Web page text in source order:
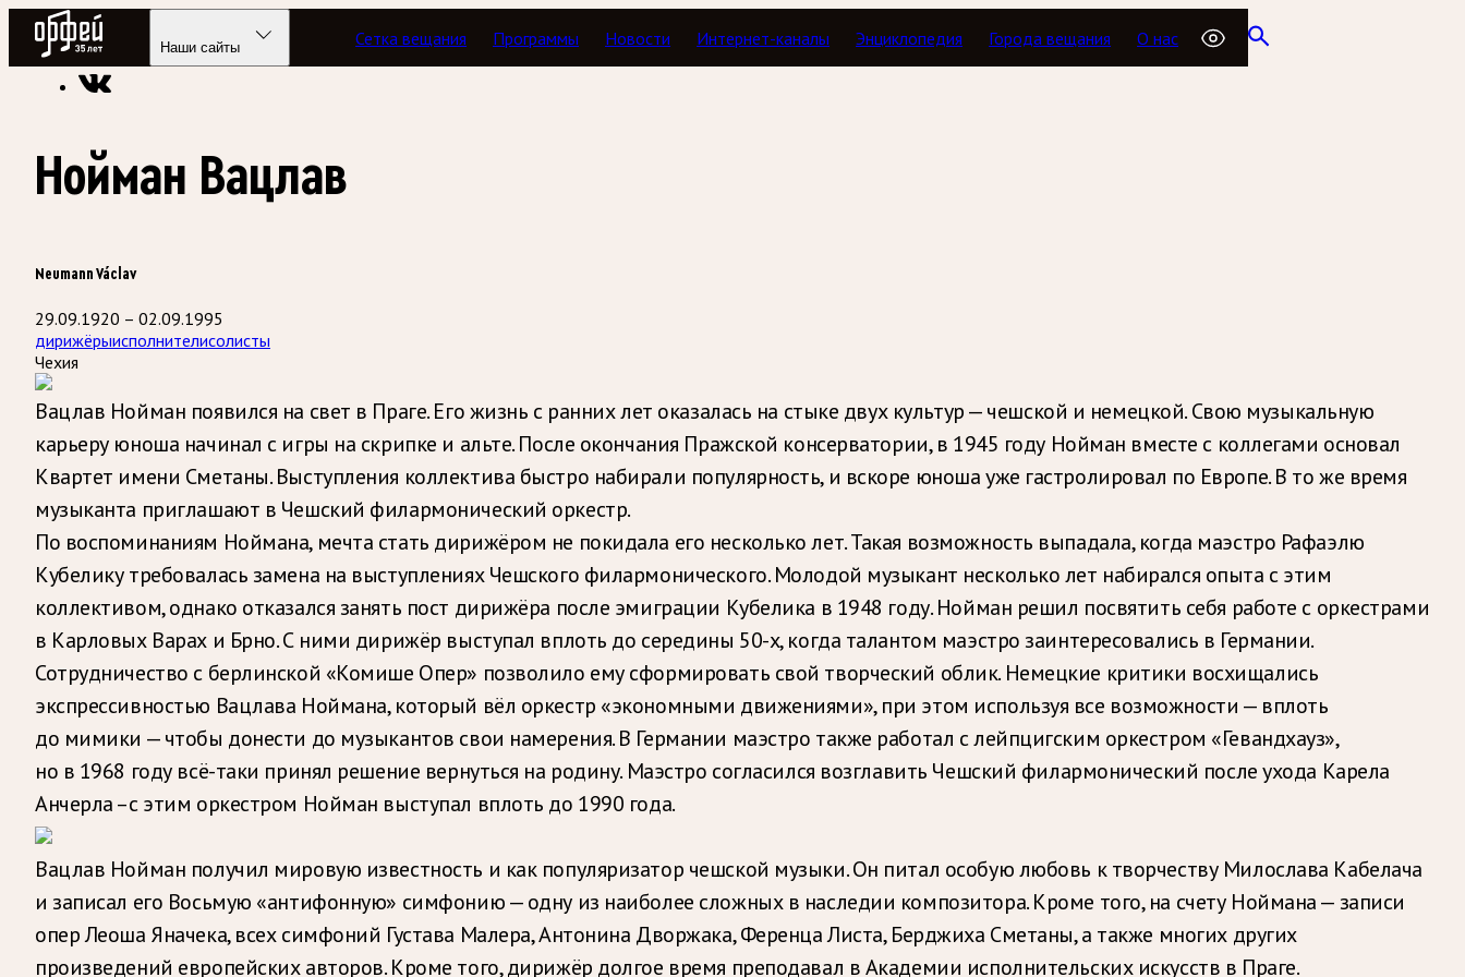
Радио Орфей
Наши сайты Сетка вещания Программы Новости Интернет-каналы Энциклопедия Города вещания О нас
Радио классической музыки «Орфей» Энциклопедия
Нойман Вацлав
Neumann Václav
29.09.1920 – 02.09.1995
дирижёрыисполнителисолисты
Чехия
Вацлав Нойман появился на свет в Праге. Его жизнь с ранних лет оказалась на стыке двух культур — чешской и немецкой. Свою музыкальную
карьеру юноша начинал с игры на скрипке и альте. После окончания Пражской консерватории, в 1945 году Нойман вместе с коллегами основал
Квартет имени Сметаны. Выступления коллектива быстро набирали популярность, и вскоре юноша уже гастролировал по Европе. В то же время
музыканта приглашают в Чешский филармонический оркестр.
По воспоминаниям Ноймана, мечта стать дирижёром не покидала его несколько лет. Такая возможность выпадала, когда маэстро Рафаэлю
Кубелику требовалась замена на выступлениях Чешского филармонического. Молодой музыкант несколько лет набирался опыта с этим
коллективом, однако отказался занять пост дирижёра после эмиграции Кубелика в 1948 году. Нойман решил посвятить себя работе с оркестрами
в Карловых Варах и Брно. С ними дирижёр выступал вплоть до середины 50-х, когда талантом маэстро заинтересовались в Германии.
Сотрудничество с берлинской «Комише Опер» позволило ему сформировать свой творческий облик. Немецкие критики восхищались
экспрессивностью Вацлава Ноймана, который вёл оркестр «экономными движениями», при этом используя все возможности — вплоть
до мимики — чтобы донести до музыкантов свои намерения. В Германии маэстро также работал с лейпцигским оркестром «Гевандхауз»,
но в 1968 году всё-таки принял решение вернуться на родину. Маэстро согласился возглавить Чешский филармонический после ухода Карела
Анчерла –с этим оркестром Нойман выступал вплоть до 1990 года.
Вацлав Нойман получил мировую известность и как популяризатор чешской музыки. Он питал особую любовь к творчеству Милослава Кабелача
и записал его Восьмую «антифонную» симфонию — одну из наиболее сложных в наследии композитора. Кроме того, на счету Ноймана — записи
опер Леоша Яначека, всех симфоний Густава Малера, Антонина Дворжака, Ференца Листа, Берджиха Сметаны, а также многих других
произведений европейских авторов. Кроме того, дирижёр долгое время преподавал в Академии исполнительских искусств в Праге.